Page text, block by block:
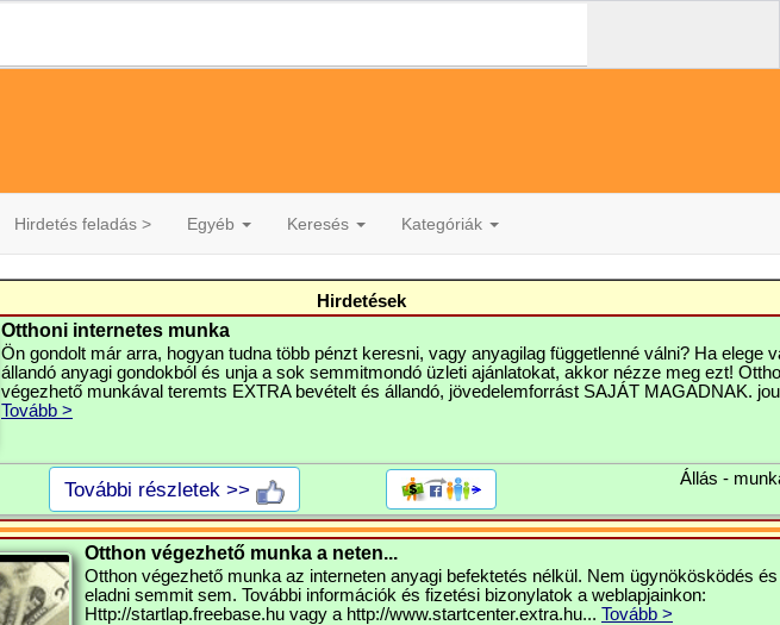
Hirdetés feladás > Egyéb Keresés Kategóriák
Hirdetések
Otthoni internetes munka
Ön gondolt már arra, hogyan tudna több pénzt keresni, vagy anyagilag függetlenné válni? Ha elege
állandó anyagi gondokból és unja a sok semmitmondó üzleti ajánlatokat, akkor nézze meg ezt!
végezhető munkával teremts EXTRA bevételt és állandó, jövedelemforrást SAJÁT MAGADNAK.
Tovább >
További részletek >> Állás -
Otthon végezhető munka a neten...
Otthon végezhető munka az interneten anyagi befektetés nélkül. Nem ügynökösködés
eladni semmit sem. További információk és fizetési bizonylatok a weblapjainkon:
Http://startlap.freebase.hu vagy a http://www.startcenter.extra.hu... Tovább >